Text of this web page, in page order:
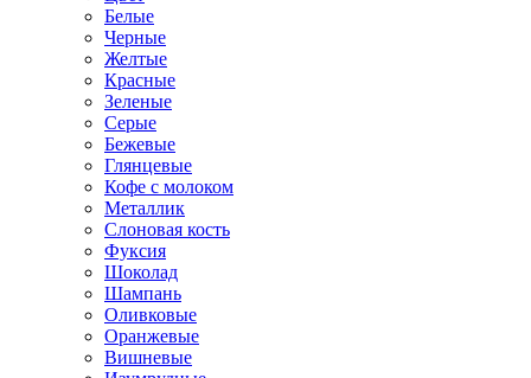
Белые
Черные
Желтые
Красные
Зеленые
Серые
Бежевые
Глянцевые
Кофе с молоком
Металлик
Слоновая кость
Фуксия
Шоколад
Шампань
Оливковые
Оранжевые
Вишневые